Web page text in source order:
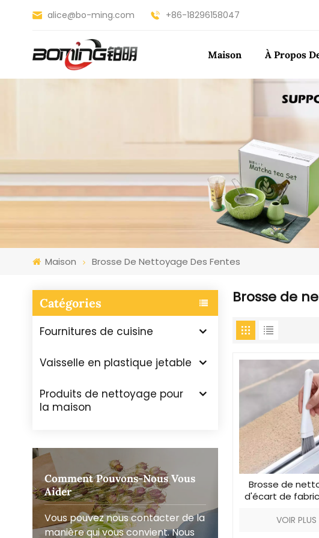
alice@bo-ming.com +86-18296158047
Maison À Propos
Maison Brosse De Nettoyage Des Fentes
Catégories
Fournitures de cuisine
Vaisselle en plastique jetable
Produits de nettoyage pour
la maison
Comment Pouvons-Nous Vous
Aider
Vous pouvez nous contacter de la
manière qui vous convient. Nous
Brosse de
Brosse de
d'écart de
VOIR PLUS